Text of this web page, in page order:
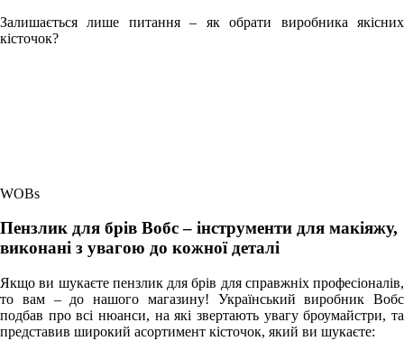
Залишається лише питання – як обрати виробника якісних
кісточок?
WOBs
Пензлик для брів Вобс – інструменти для макіяжу,
виконані з увагою до кожної деталі
Якщо ви шукаєте пензлик для брів для справжніх професіоналів,
то вам – до нашого магазину! Український виробник Вобс
подбав про всі нюанси, на які звертають увагу броумайстри, та
представив широкий асортимент кісточок, який ви шукаєте: